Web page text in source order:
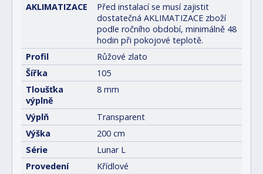
AKLIMATIZACE
Před instalací se musí zajistit
dostatečná AKLIMATIZACE zboží
podle ročního období, minimálně 48
hodin při pokojové teplotě.
Profil
Růžové zlato
Šířka
105
Tloušťka
výplně
8 mm
Výplň
Transparent
Výška
200 cm
Série
Lunar L
Provedení
Křídlové